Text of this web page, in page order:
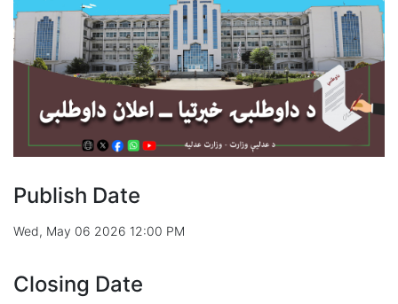
Publish Date
Wed, May 06 2026 12:00 PM
Closing Date